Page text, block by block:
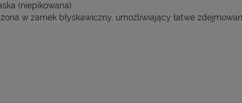
(niepikowana)
w zamek błyskawiczny, umożliwiający łatwe